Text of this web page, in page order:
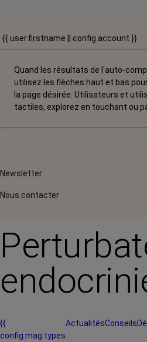
{{ user.firstname || config.account }}
Quand les résultats de l'auto-
utilisez les flèches haut et bas
la page désirée. Utilisateurs et
tactiles, explorez en touchant ou
Newsletter
Nous contacter
{{
config.mag.types
ActualitésConseils